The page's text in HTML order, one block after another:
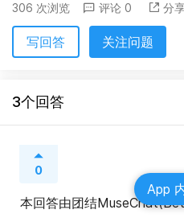
306 次浏览 评论 0 分
写回答 关注问题
3个回答
0
本回答由团结
App